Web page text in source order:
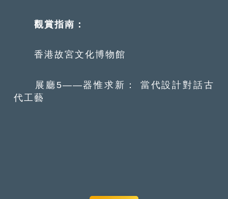
觀賞指南：
香港故宮文化博物館
展廳5——器惟求新： 當代設計對話古
代工藝